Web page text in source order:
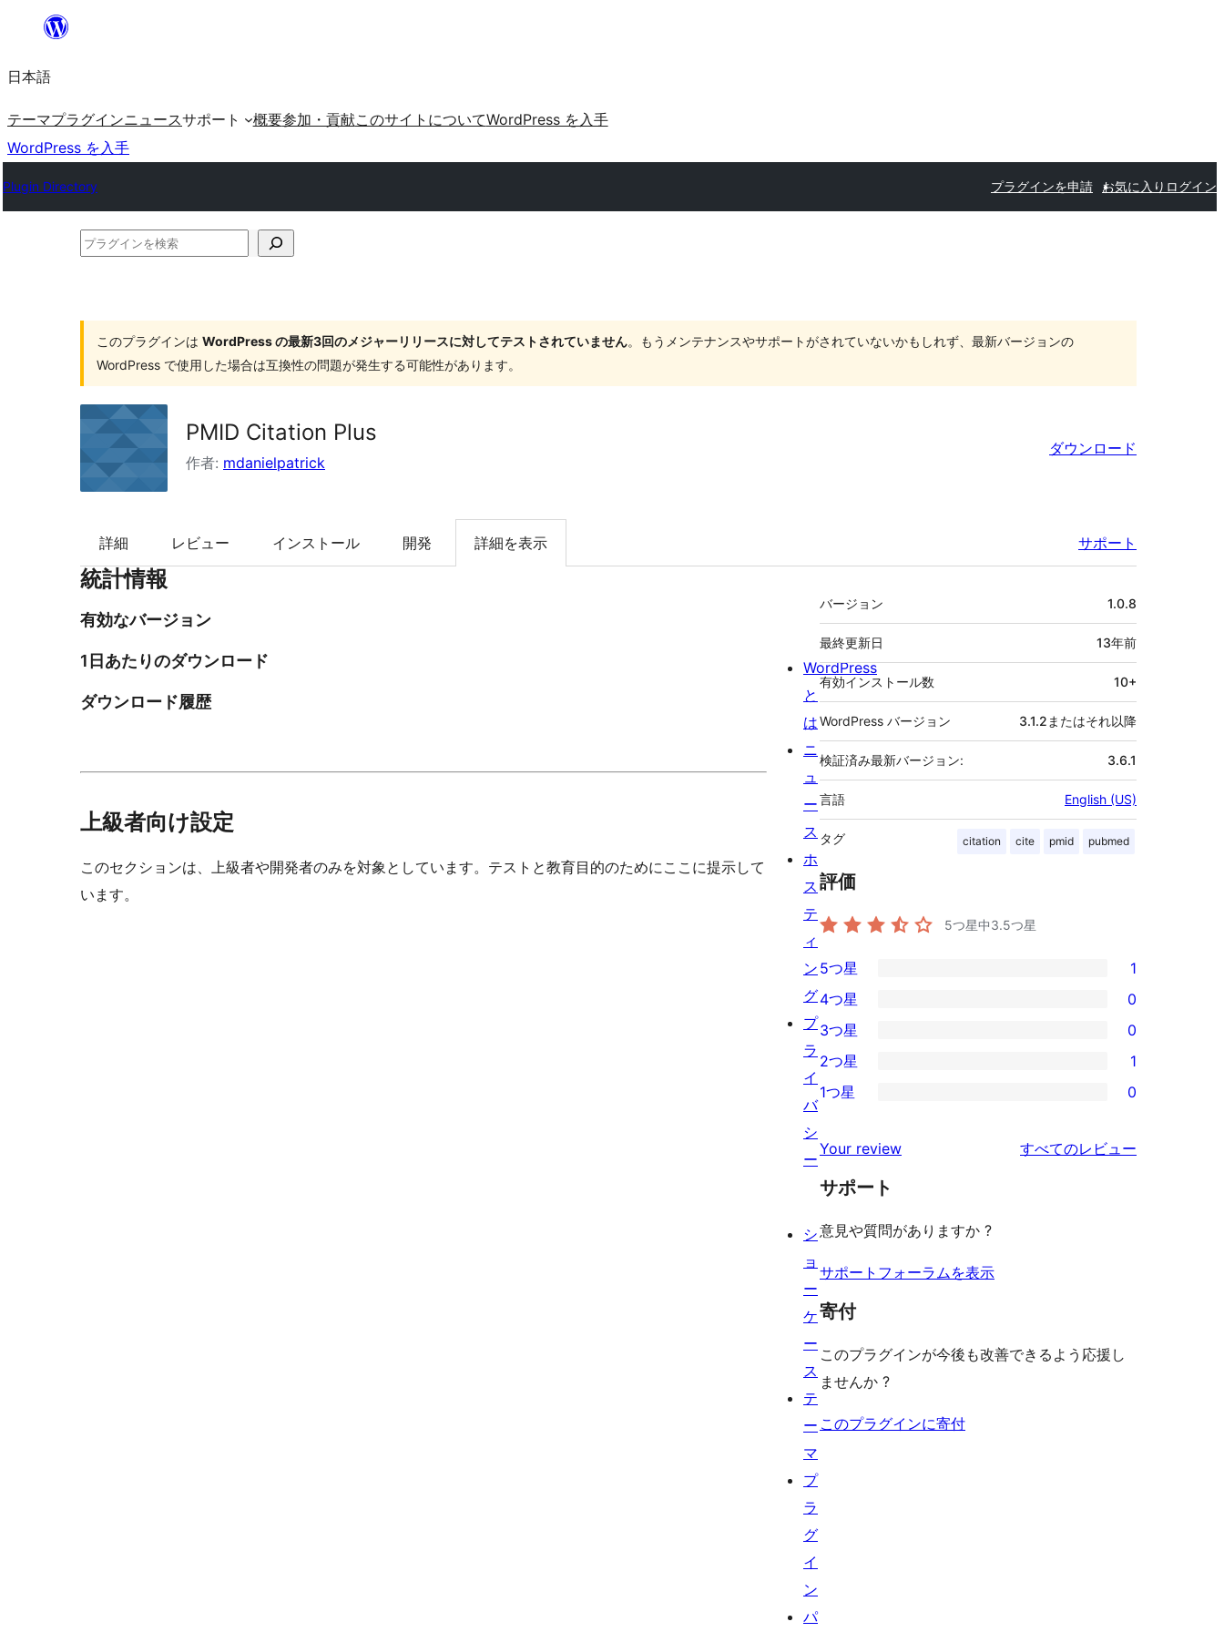
を
ッ
プ
日本語
テーマプラグインニュースサポート 概要参加・貢献このサイトについてWordPress を入手
WordPress を入手
Plugin Directory プラグインを申請 お気に入り ログイン
プ
イ
検
このプラグインは WordPress の最新3回のメジャーリリースに対してテストされていません。もうメンテナンスやサポートがされていないかもしれず、最新バージョンの
WordPress で使用した場合は互換性の問題が発生する可能性があります。
PMID Citation Plus
作者: mdanielpatrick
ダウンロード
詳細 レビュー インストール 開発 詳細を表示 サポート
統計情報
有効なバージョン
1日あたりのダウンロード
ダウンロード履歴
上級者向け設定
このセクションは、上級者や開発者のみを対象としています。テストと教育目的のためにここに提示して
います。
メ
タ
バージョン 1.0.8
最終更新日 13年前
有効インストール数 10+
WordPress バージョン 3.1.2またはそれ以降
検証済み最新バージョン: 3.6.1
言語 English (US)
タグ citation cite pmid pubmed
評価
5つ星中3.5つ星
1
5-
星
レ
ビ
ー
5つ星 1
4-
星
レ
ュ
ー
4つ星 0
0
3-
星
ビ
ュ
3つ星 0
2-
レ
ビ
ー
2つ星 1
星
レ
ュ
ー
1つ星 0
Your review すべてのレビュー
サポート
意見や質問がありますか ?
サポートフォーラムを表示
寄付
このプラグインが今後も改善できるよう応援し
ませんか ?
このプラグインに寄付
WordPress
と
は
ニ
ュ
ー
ス
ホ
ス
テ
ィ
ン
グ
プ
ラ
イ
バ
シ
ー
シ
ョ
ー
ケ
ー
ス
テ
ー
マ
プ
ラ
グ
イ
ン
パ